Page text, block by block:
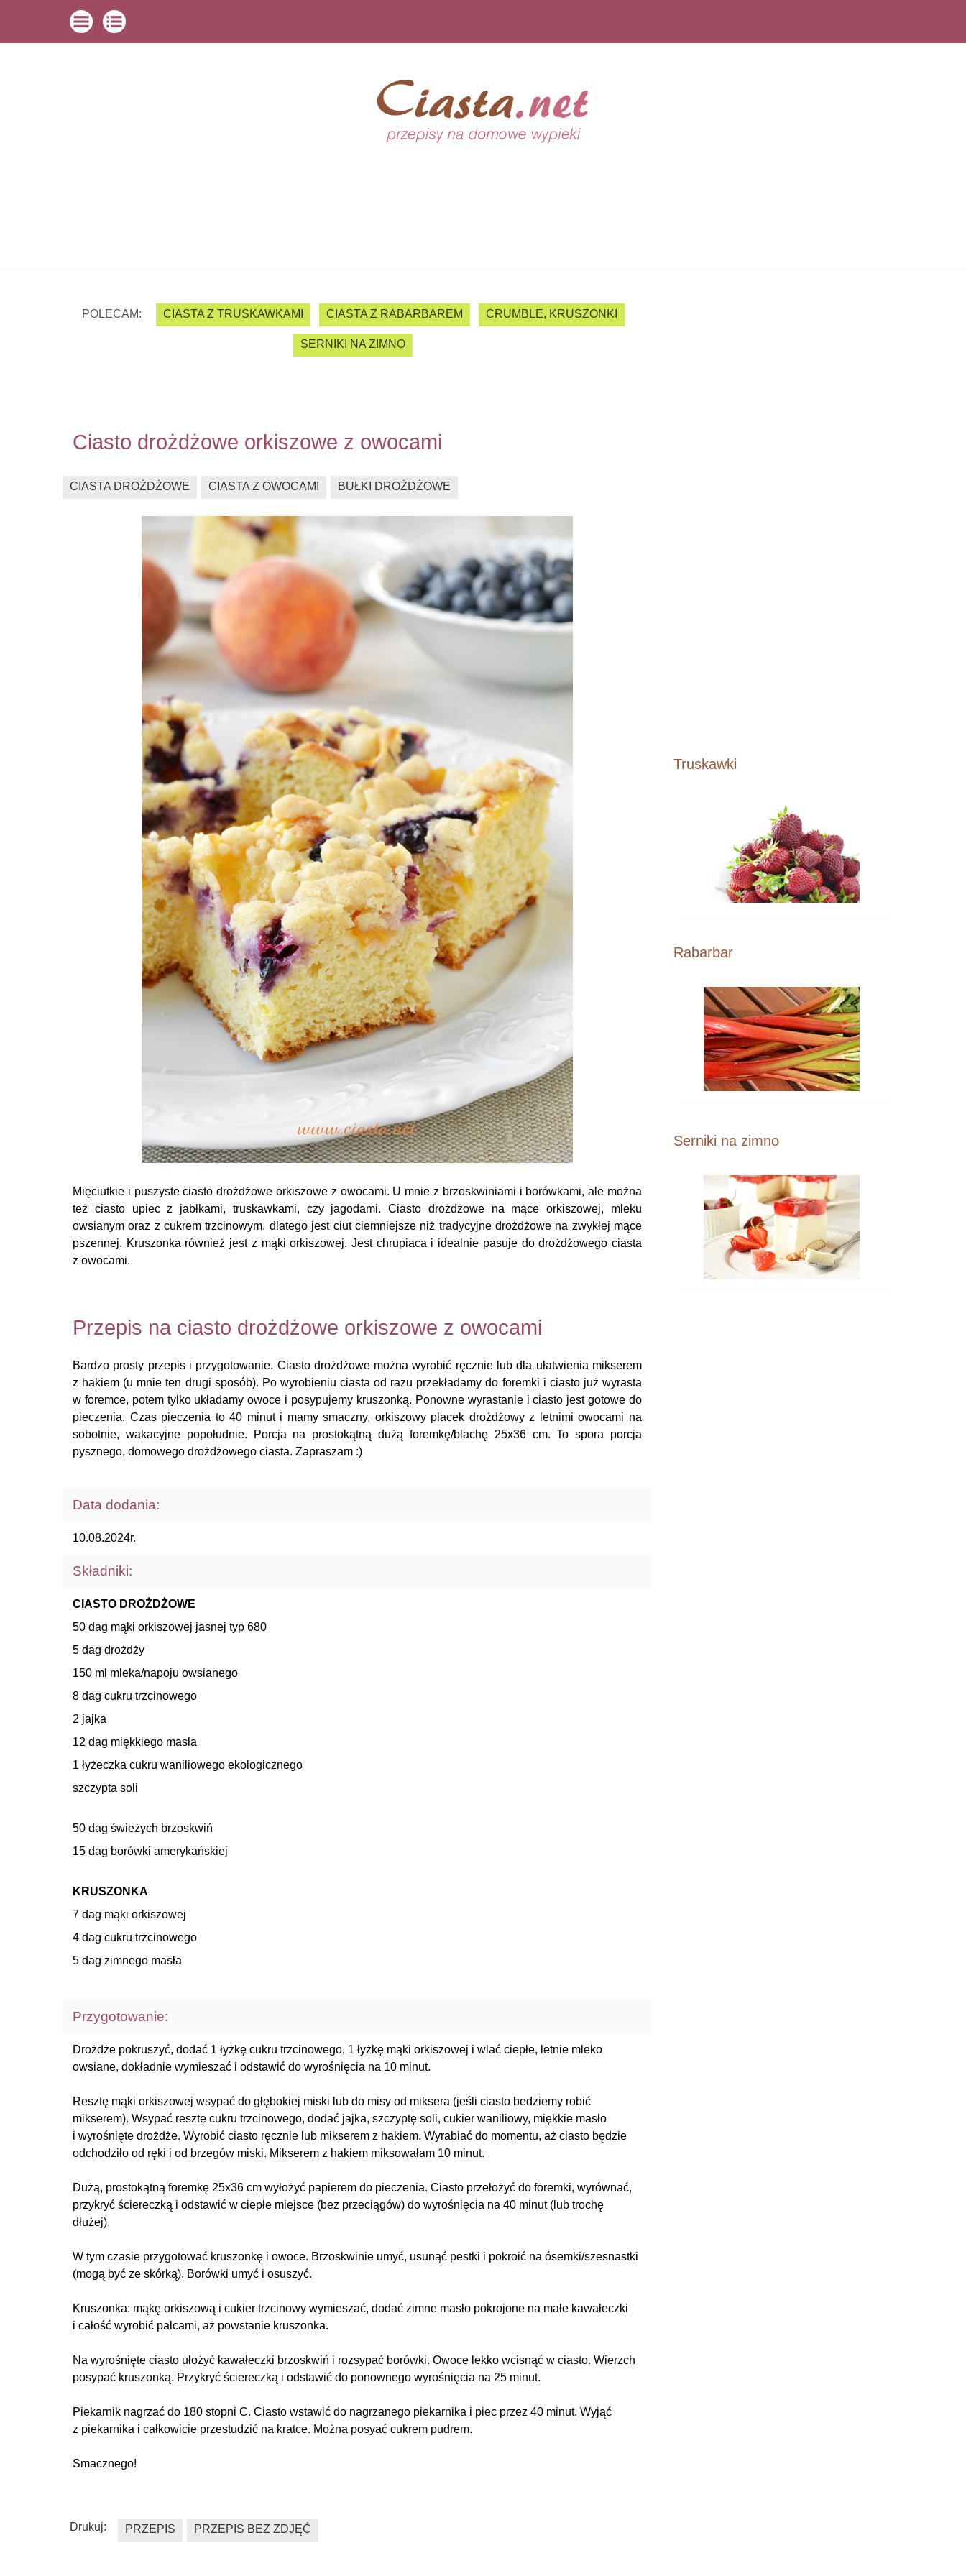
POLECAM: CIASTA Z TRUSKAWKAMI CIASTA Z RABARBAREM CRUMBLE, KRUSZONKI
SERNIKI NA ZIMNO
Ciasto drożdżowe orkiszowe z owocami
CIASTA DROŻDŻOWE CIASTA Z OWOCAMI BUŁKI DROŻDŻOWE
Mięciutkie i puszyste ciasto drożdżowe orkiszowe z owocami. U mnie z brzoskwiniami i borówkami, ale można
też ciasto upiec z jabłkami, truskawkami, czy jagodami. Ciasto drożdżowe na mące orkiszowej, mleku
owsianym oraz z cukrem trzcinowym, dlatego jest ciut ciemniejsze niż tradycyjne drożdżowe na zwykłej mące
pszennej. Kruszonka również jest z mąki orkiszowej. Jest chrupiaca i idealnie pasuje do drożdżowego ciasta
z owocami.
Przepis na ciasto drożdżowe orkiszowe z owocami
Bardzo prosty przepis i przygotowanie. Ciasto drożdżowe można wyrobić ręcznie lub dla ułatwienia mikserem
z hakiem (u mnie ten drugi sposób). Po wyrobieniu ciasta od razu przekładamy do foremki i ciasto już wyrasta
w foremce, potem tylko układamy owoce i posypujemy kruszonką. Ponowne wyrastanie i ciasto jest gotowe do
pieczenia. Czas pieczenia to 40 minut i mamy smaczny, orkiszowy placek drożdżowy z letnimi owocami na
sobotnie, wakacyjne popołudnie. Porcja na prostokątną dużą foremkę/blachę 25x36 cm. To spora porcja
pysznego, domowego drożdżowego ciasta. Zapraszam :)
Data dodania:
10.08.2024r.
Składniki:
CIASTO DROŻDŻOWE
50 dag mąki orkiszowej jasnej typ 680
5 dag drożdży
150 ml mleka/napoju owsianego
8 dag cukru trzcinowego
2 jajka
12 dag miękkiego masła
1 łyżeczka cukru waniliowego ekologicznego
szczypta soli
50 dag świeżych brzoskwiń
15 dag borówki amerykańskiej
KRUSZONKA
7 dag mąki orkiszowej
4 dag cukru trzcinowego
5 dag zimnego masła
Przygotowanie:
Drożdże pokruszyć, dodać 1 łyżkę cukru trzcinowego, 1 łyżkę mąki orkiszowej i wlać ciepłe, letnie mleko
owsiane, dokładnie wymieszać i odstawić do wyrośnięcia na 10 minut.
Resztę mąki orkiszowej wsypać do głębokiej miski lub do misy od miksera (jeśli ciasto bedziemy robić
mikserem). Wsypać resztę cukru trzcinowego, dodać jajka, szczyptę soli, cukier waniliowy, miękkie masło
i wyrośnięte drożdże. Wyrobić ciasto ręcznie lub mikserem z hakiem. Wyrabiać do momentu, aż ciasto będzie
odchodziło od ręki i od brzegów miski. Mikserem z hakiem miksowałam 10 minut.
Dużą, prostokątną foremkę 25x36 cm wyłożyć papierem do pieczenia. Ciasto przełożyć do foremki, wyrównać,
przykryć ściereczką i odstawić w ciepłe miejsce (bez przeciągów) do wyrośnięcia na 40 minut (lub trochę
dłużej).
W tym czasie przygotować kruszonkę i owoce. Brzoskwinie umyć, usunąć pestki i pokroić na ósemki/szesnastki
(mogą być ze skórką). Borówki umyć i osuszyć.
Kruszonka: mąkę orkiszową i cukier trzcinowy wymieszać, dodać zimne masło pokrojone na małe kawałeczki
i całość wyrobić palcami, aż powstanie kruszonka.
Na wyrośnięte ciasto ułożyć kawałeczki brzoskwiń i rozsypać borówki. Owoce lekko wcisnąć w ciasto. Wierzch
posypać kruszonką. Przykryć ściereczką i odstawić do ponownego wyrośnięcia na 25 minut.
Piekarnik nagrzać do 180 stopni C. Ciasto wstawić do nagrzanego piekarnika i piec przez 40 minut. Wyjąć
z piekarnika i całkowicie przestudzić na kratce. Można posyać cukrem pudrem.
Smacznego!
Drukuj: PRZEPIS PRZEPIS BEZ ZDJĘĆ
Truskawki
Rabarbar
Serniki na zimno